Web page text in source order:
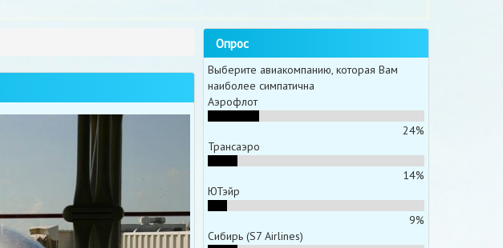
Опрос
Выберите авиакомпанию, которая Вам
наиболее симпатична
Аэрофлот
24%
Трансаэро
14%
ЮТэйр
9%
Сибирь (S7 Airlines)